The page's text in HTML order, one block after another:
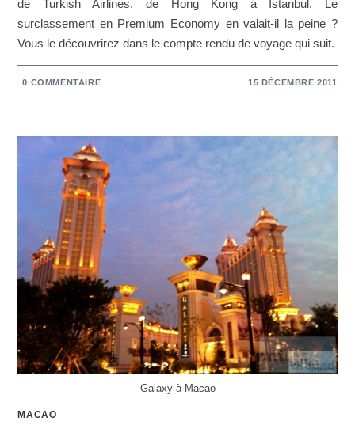
de Turkish Airlines, de Hong Kong à Istanbul. Le
surclassement en Premium Economy en valait-il la peine ?
Vous le découvrirez dans le compte rendu de voyage qui suit.
0 COMMENTAIRE 15 DÉCEMBRE 2011
Galaxy à Macao
MACAO